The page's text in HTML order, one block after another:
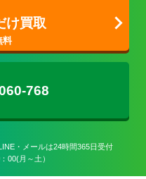
け買取
768
・メールは24時間365日受付
00(月～土）